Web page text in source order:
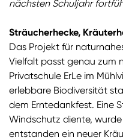
nächsten Schuljahr
Sträucherhecke,
Das Projekt für
Vielfalt passt genau zum
Privatschule ErLe im
erlebbare Biodiversität
dem Erntedankfest. Eine
Windschutz diente,
entstanden ein neuer